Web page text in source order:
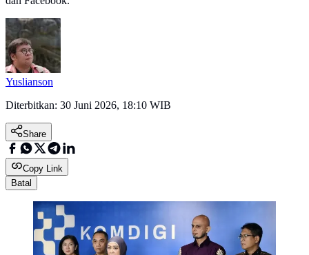
Yuslianson
Diterbitkan: 30 Juni 2026, 18:10 WIB
Share
Copy Link
Batal